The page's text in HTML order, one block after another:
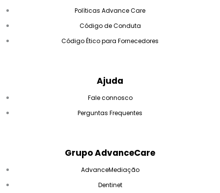
Políticas Advance Care
Código de Conduta
Código Ético para Fornecedores
Ajuda
Fale connosco
Perguntas Frequentes
Grupo AdvanceCare
AdvanceMediação
Dentinet